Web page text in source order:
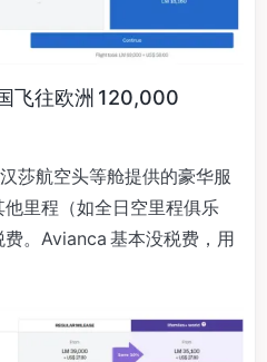
飞往欧洲 120,000
莎航空头等舱提供的豪华服
里程（如全日空里程俱乐
。Avianca 基本没税费，用